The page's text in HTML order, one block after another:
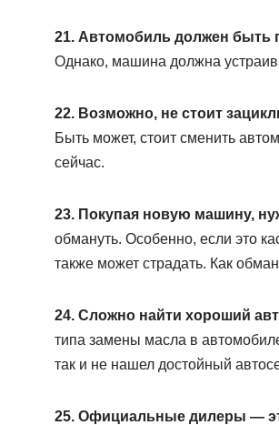
21. Автомобиль должен быть
Однако, машина должна
22. Возможно, не стоит
Быть может, стоит сменить
сейчас.
23. Покупая новую машину,
обмануть. Особенно, если это
также может страдать. Как
24. Сложно найти хороший
типа замены масла в
так и не нашел достойный
25. Официальные дилеры —